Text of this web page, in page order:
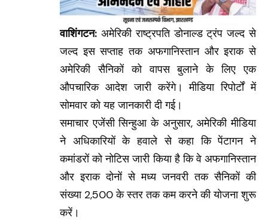
वाशिंगटन: अमेरिकी राष्ट्रपति डोनाल्ड ट्रंप जल्द से
जल्द इस सप्ताह तक अफगानिस्तान और इराक से
अमेरिकी सैनिकों को वापस बुलाने के लिए एक
औपचारिक आदेश जारी करेंगे। मीडिया रिपोर्टों में
सोमवार को यह जानकारी दी गई।
समाचार एजेंसी सिन्हुआ के अनुसार, अमेरिकी मीडिया
ने अधिकारियों के हवाले से कहा कि पेंटागन ने
कमांडरों को नोटिस जारी किया है कि वे अफगानिस्तान
और इराक दोनों से मध्य जनवरी तक सैनिकों की
संख्या 2,500 के स्तर तक कम करने की योजना शुरू
करें।